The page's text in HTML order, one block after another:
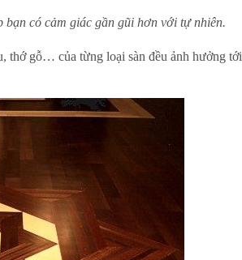
bạn có cảm giác gần gũi hơn với tự nhiên.
thớ gỗ… của từng loại sàn đều ảnh hưởng